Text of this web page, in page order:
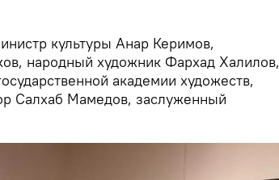
культуры Анар Керимов,
народный художник Фархад Халилов,
академии художеств,
Салхаб Мамедов, заслуженный